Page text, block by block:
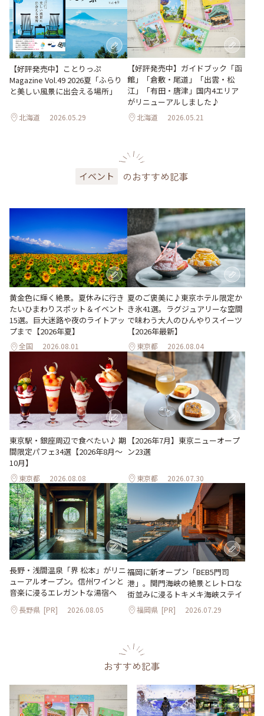
【好評発売中】ことりっぷ
Magazine Vol.49 2026夏「ふらり
と美しい風景に出会える場所」
北海道 2026.05.29
【好評発売中】ガイドブック「函
館」「倉敷・尾道」「出雲・松
江」「有田・唐津」国内4エリア
がリニューアルしました♪
北海道 2026.05.21
イベント のおすすめ記事
黄金色に輝く絶景。夏休みに行き
たいひまわりスポット＆イベント
15選。巨大迷路や夜のライトアッ
プまで【2026年夏】
全国 2026.08.01
夏のご褒美に♪東京ホテル限定か
き氷41選。ラグジュアリーな空間
で味わう大人のひんやりスイーツ
【2026年最新】
東京都 2026.08.04
東京駅・銀座周辺で食べたい♪ 期
間限定パフェ34選【2026年8月～
10月】
東京都 2026.08.08
【2026年7月】東京ニューオープ
ン23選
東京都 2026.07.30
長野・浅間温泉「界 松本」がリニ
ューアルオープン。信州ワインと
音楽に浸るエレガントな湯宿へ
長野県 [PR] 2026.08.05
福岡に新オープン「BEB5門司
港」。関門海峡の絶景とレトロな
街並みに浸るトキメキ海峡ステイ
福岡県 [PR] 2026.07.29
おすすめ記事